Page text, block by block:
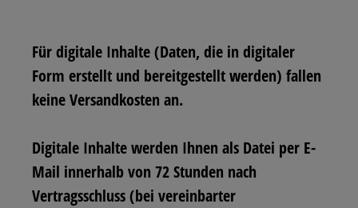
Für digitale Inhalte (Daten, die in digitaler
Form erstellt und bereitgestellt werden) fallen
keine Versandkosten an.
Digitale Inhalte werden Ihnen als Datei per E-
Mail innerhalb von 72 Stunden nach
Vertragsschluss (bei vereinbarter